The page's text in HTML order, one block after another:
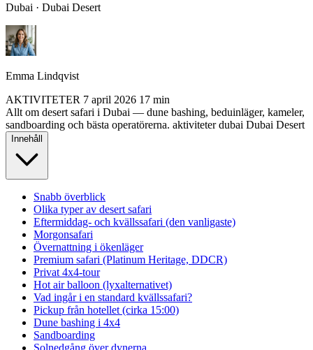
Dubai · Dubai Desert
Emma Lindqvist
AKTIVITETER 7 april 2026 17 min
Allt om desert safari i Dubai — dune bashing, beduinläger, kameler,
sandboarding och bästa operatörerna. aktiviteter dubai Dubai Desert
Innehåll
Snabb överblick
Olika typer av desert safari
Eftermiddag- och kvällssafari (den vanligaste)
Morgonsafari
Övernattning i ökenläger
Premium safari (Platinum Heritage, DDCR)
Privat 4x4-tour
Hot air balloon (lyxalternativet)
Vad ingår i en standard kvällssafari?
Pickup från hotellet (cirka 15:00)
Dune bashing i 4x4
Sandboarding
Solnedgång över dynerna